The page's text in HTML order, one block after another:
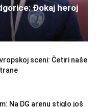
Đokaj heroj
sceni: Četiri naše
Na DG arenu stiglo još